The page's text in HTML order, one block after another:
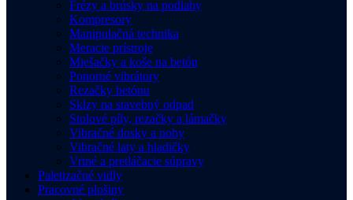
Frézy a brúsky na podlahy
Kompresory
Manipulačná technika
Meracie prístroje
Miešačky a koše na betón
Ponorné vibrátory
Rezačky betónu
Sklzy na stavebný odpad
Stolové píly, rezačky a lámačky
Vibračné dosky a nohy
Vibračné laty a hladičky
Vrtné a pretláčacie súpravy
Paletizačné vidly
Pracovné plošiny